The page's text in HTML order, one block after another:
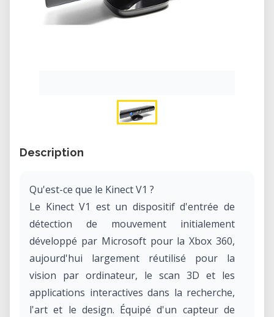
Description
Qu'est-ce que le Kinect V1 ?
Le Kinect V1 est un dispositif d'entrée de
détection de mouvement initialement
développé par Microsoft pour la Xbox 360,
aujourd'hui largement réutilisé pour la
vision par ordinateur, le scan 3D et les
applications interactives dans la recherche,
l'art et le design. Équipé d'un capteur de